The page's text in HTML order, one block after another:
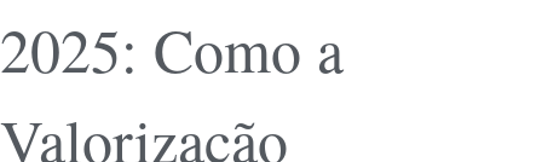
2025: Como a
Valorização